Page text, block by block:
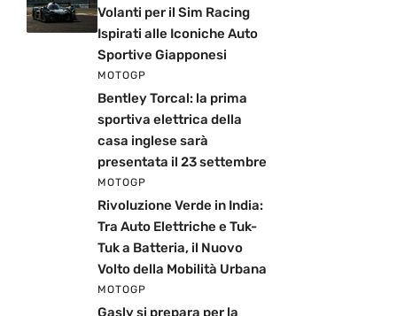
Volanti per il Sim Racing
Ispirati alle Iconiche Auto
Sportive Giapponesi
MOTOGP
Bentley Torcal: la prima
sportiva elettrica della
casa inglese sarà
presentata il 23 settembre
MOTOGP
Rivoluzione Verde in India:
Tra Auto Elettriche e Tuk-
Tuk a Batteria, il Nuovo
Volto della Mobilità Urbana
MOTOGP
Gasly si prepara per la